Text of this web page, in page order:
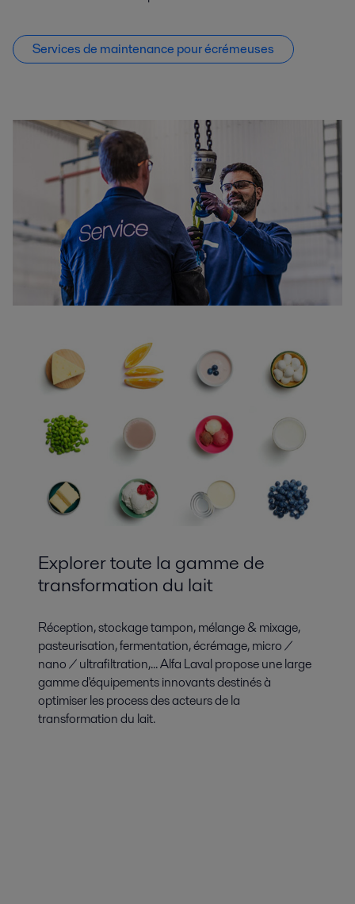
Services de maintenance pour écrémeuses
Explorer toute la gamme de
transformation du lait
Réception, stockage tampon, mélange & mixage,
pasteurisation, fermentation, écrémage, micro /
nano / ultrafiltration,... Alfa Laval propose une large
gamme d'équipements innovants destinés à
optimiser les process des acteurs de la
transformation du lait.